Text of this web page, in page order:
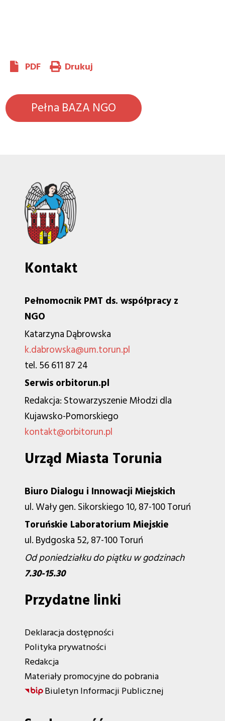
PDF Drukuj
Pełna BAZA NGO
Kontakt
Pełnomocnik PMT ds. współpracy z
NGO
Katarzyna Dąbrowska
k.dabrowska@um.torun.pl
tel. 56 611 87 24
Serwis orbitorun.pl
Redakcja: Stowarzyszenie Młodzi dla
Kujawsko-Pomorskiego
kontakt@orbitorun.pl
Urząd Miasta Torunia
Biuro Dialogu i Innowacji Miejskich
ul. Wały gen. Sikorskiego 10, 87-100 Toruń
Toruńskie Laboratorium Miejskie
ul. Bydgoska 52, 87-100 Toruń
Od poniedziałku do piątku w godzinach
7.30-15.30
Przydatne linki
Deklaracja dostępności
Polityka prywatności
Redakcja
Materiały promocyjne do pobrania
Biuletyn Informacji Publicznej